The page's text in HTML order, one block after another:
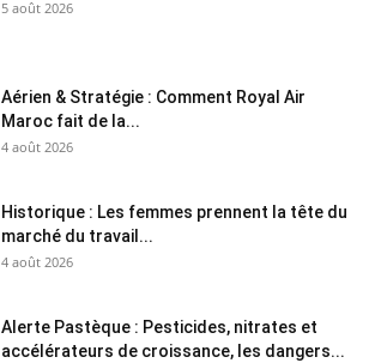
5 août 2026
Aérien & Stratégie : Comment Royal Air
Maroc fait de la...
4 août 2026
Historique : Les femmes prennent la tête du
marché du travail...
4 août 2026
Alerte Pastèque : Pesticides, nitrates et
accélérateurs de croissance, les dangers...